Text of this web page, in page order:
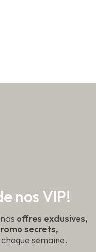
nos VIP!
offres exclusives,
secrets,
chaque semaine.